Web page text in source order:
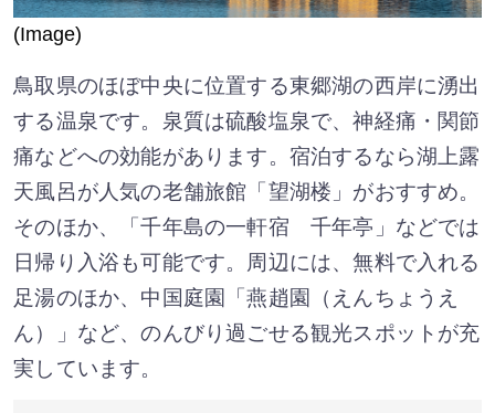
(Image)
鳥取県のほぼ中央に位置する東郷湖の西岸に湧出
する温泉です。泉質は硫酸塩泉で、神経痛・関節
痛などへの効能があります。宿泊するなら湖上露
天風呂が人気の老舗旅館「望湖楼」がおすすめ。
そのほか、「千年島の一軒宿 千年亭」などでは
日帰り入浴も可能です。周辺には、無料で入れる
足湯のほか、中国庭園「燕趙園（えんちょうえ
ん）」など、のんびり過ごせる観光スポットが充
実しています。